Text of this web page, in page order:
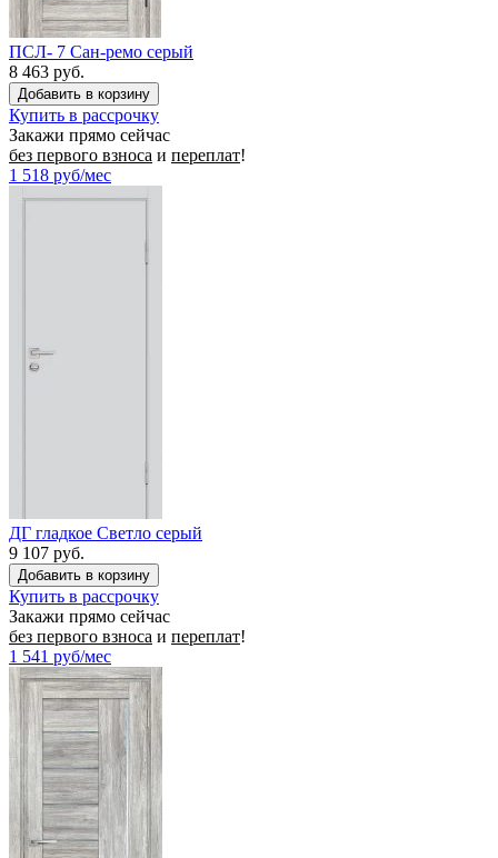
ПСЛ- 7 Сан-ремо серый
8 463 руб.
Купить в рассрочку
Закажи прямо сейчас
без первого взноса и переплат!
1 518 руб/мес
ДГ гладкое Светло серый
9 107 руб.
Купить в рассрочку
Закажи прямо сейчас
без первого взноса и переплат!
1 541 руб/мес